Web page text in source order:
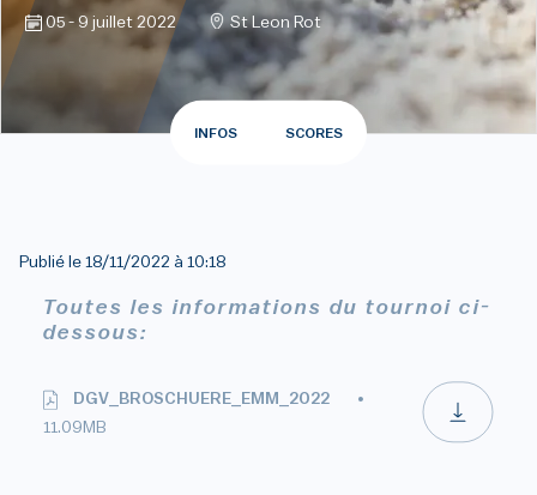
05 - 9 juillet 2022 St Leon Rot
INFOS SCORES
Publié le 18/11/2022 à 10:18
Toutes les informations du tournoi ci-
dessous:
DGV_BROSCHUERE_EMM_2022
11.09MB